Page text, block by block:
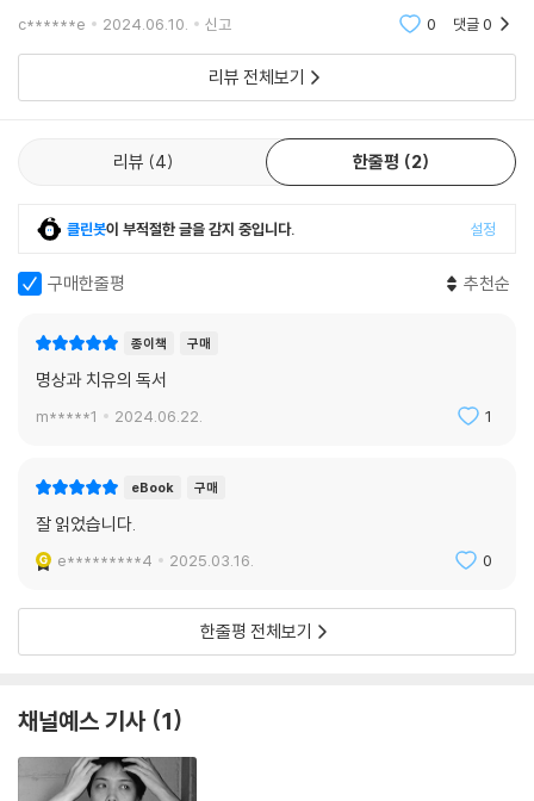
상실은 기이한 종류의 풍요가 된다는 것을, 절망은 삶에 대한 채울 수 없는
허기를 사라지게 한다는 것을.”(8-9쪽)
“이제 나는 이 부식하는 계절에서도 천진한 다정함을 느낀다. 이 무방비 상
태의 계절은 더 이상 타락할 수가 없으니. 죽음 또한 그만의 순수함이고 달
콤한 진흙이 아닌가. 와이오밍을 가로지르던 폭풍의 행렬은 마치 코끼리가
꼬리를 코에 감은 것처럼 흔들리더니 고요 속으로 사라졌다.”(179쪽)
그리하여 상실은 또 하나의 가능성이 된다. 비록 잡석과 진창으로 엉망이
에게 말한다. 폐허에도 햇빛이 깃든다고. 그리고 그 햇빛이 당신이 예상할
수 없는 무언가를 틔워낼 거라고.
과 들, 양떼와 소들의 시간에 머물러야 했습니다. 길이라
밍. 인간의 존재라는 것이 인간과 인간에
c******e 2024.06.10. 신고 0 댓글0
리뷰 전체보기
리뷰 4 한줄평 2
클린봇이 부적절한 글을 감지 중입니다. 설정
구매한줄평 추천순
종이책 구매
명상과 치유의 독서
m*****1 2024.06.22. 1
eBook 구매
잘 읽었습니다.
e*********4 2025.03.16. 0
한줄평 전체보기
채널예스 기사 1